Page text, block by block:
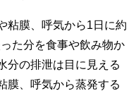
粘膜、呼気から1日に約
た分を食事や飲み物か
分の排泄は目に見える
膜、呼気から蒸発する